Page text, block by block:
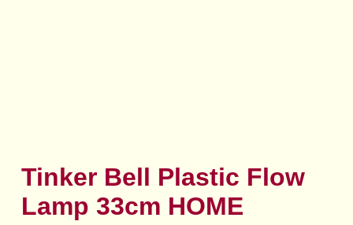
Tinker Bell Plastic Flow
Lamp 33cm HOME